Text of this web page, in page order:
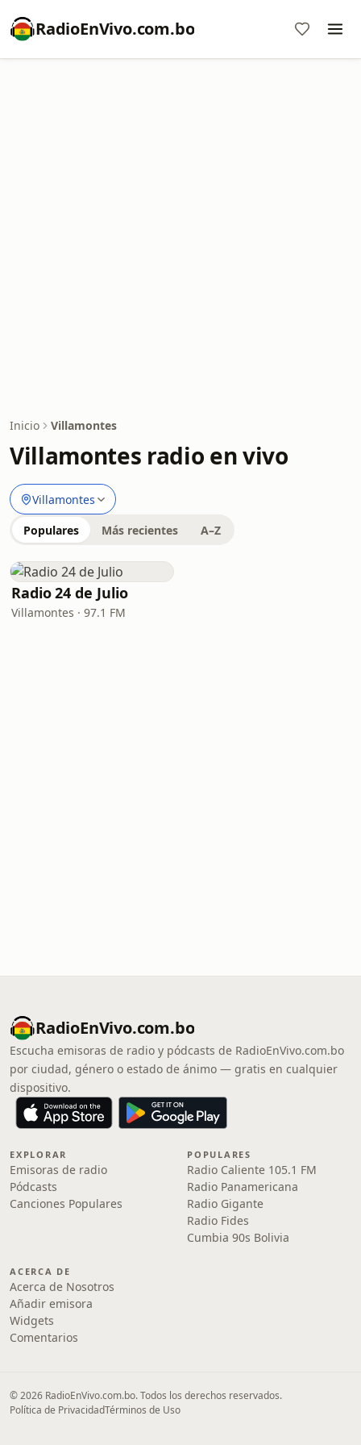
RadioEnVivo.com.bo
Inicio Villamontes
Villamontes radio en vivo
Villamontes
Populares Más recientes A–Z
Radio 24 de Julio
Villamontes · 97.1 FM
RadioEnVivo.com.bo
Escucha emisoras de radio y pódcasts de RadioEnVivo.com.bo
por ciudad, género o estado de ánimo — gratis en cualquier
dispositivo.
EXPLORAR
Emisoras de radio
Pódcasts
Canciones Populares
POPULARES
Radio Caliente 105.1 FM
Radio Panamericana
Radio Gigante
Radio Fides
Cumbia 90s Bolivia
ACERCA DE
Acerca de Nosotros
Añadir emisora
Widgets
Comentarios
© 2026 RadioEnVivo.com.bo. Todos los derechos reservados.
Política de PrivacidadTérminos de Uso